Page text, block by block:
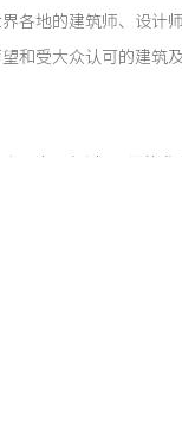
各地的建筑师、设计
和受大众认可的建筑